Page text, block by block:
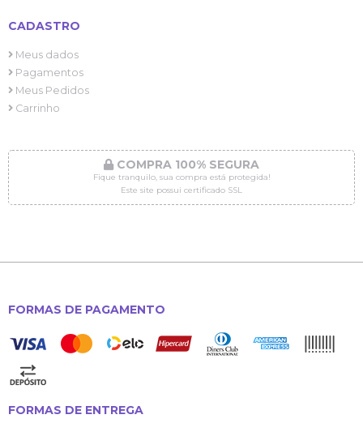
CADASTRO
Meus dados
Pagamentos
Meus Pedidos
Carrinho
COMPRA 100% SEGURA
Fique tranquilo, sua compra está protegida!
Este site possui certificado SSL
FORMAS DE PAGAMENTO
FORMAS DE ENTREGA